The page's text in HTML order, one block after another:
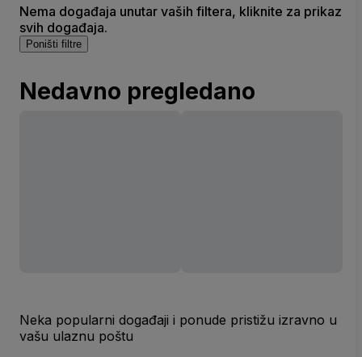
Nema događaja unutar vaših filtera, kliknite za prikaz
svih događaja.
Poništi filtre
Nedavno pregledano
Neka popularni događaji i ponude pristižu izravno u
vašu ulaznu poštu